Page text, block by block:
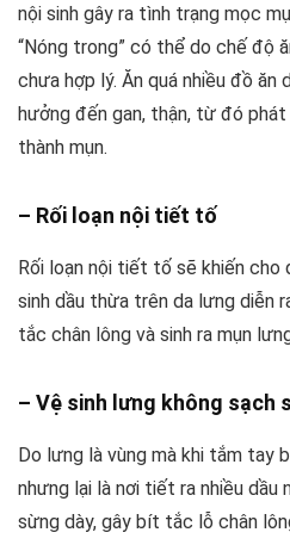
nội sinh gây ra tình trạng mọc
“Nóng trong” có thể do chế độ
chưa hợp lý. Ăn quá nhiều đồ ăn
hưởng đến gan, thận, từ đó
thành mụn.
– Rối loạn nội tiết tố
Rối loạn nội tiết tố sẽ khiến cho
sinh dầu thừa trên da lưng diễn
tắc chân lông và sinh ra mụn
– Vệ sinh lưng không sạch
Do lưng là vùng mà khi tắm tay
nhưng lại là nơi tiết ra nhiều dầu
sừng dày, gây bít tắc lỗ chân